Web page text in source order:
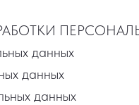
данных
данных
данных